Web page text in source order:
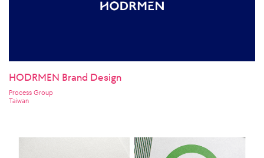
HODRMEN Brand Design
Process Group
Taiwan